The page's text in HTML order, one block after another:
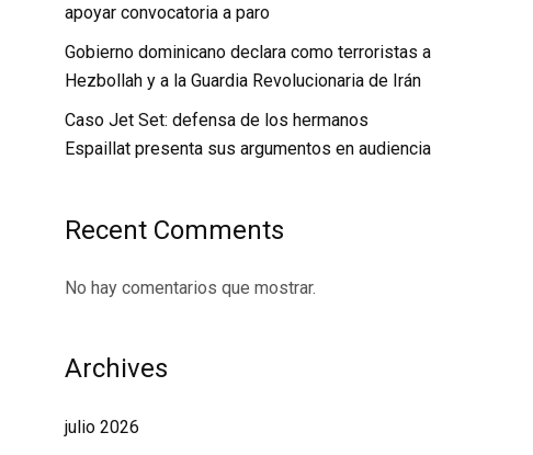
apoyar convocatoria a paro
Gobierno dominicano declara como terroristas a
Hezbollah y a la Guardia Revolucionaria de Irán
Caso Jet Set: defensa de los hermanos
Espaillat presenta sus argumentos en audiencia
Recent Comments
No hay comentarios que mostrar.
Archives
julio 2026